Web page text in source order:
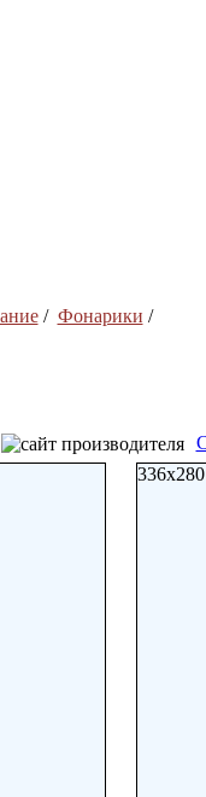
/ Фонарики /